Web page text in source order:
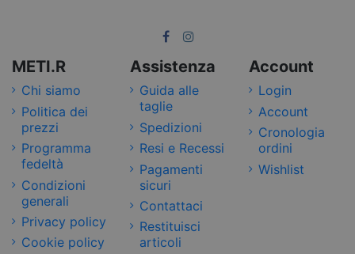
METI.R
Chi siamo
Politica dei
prezzi
Programma
fedeltà
Condizioni
generali
Privacy policy
Cookie policy
Assistenza
Guida alle
taglie
Spedizioni
Resi e Recessi
Pagamenti
sicuri
Contattaci
Restituisci
articoli
Account
Login
Account
Cronologia
ordini
Wishlist